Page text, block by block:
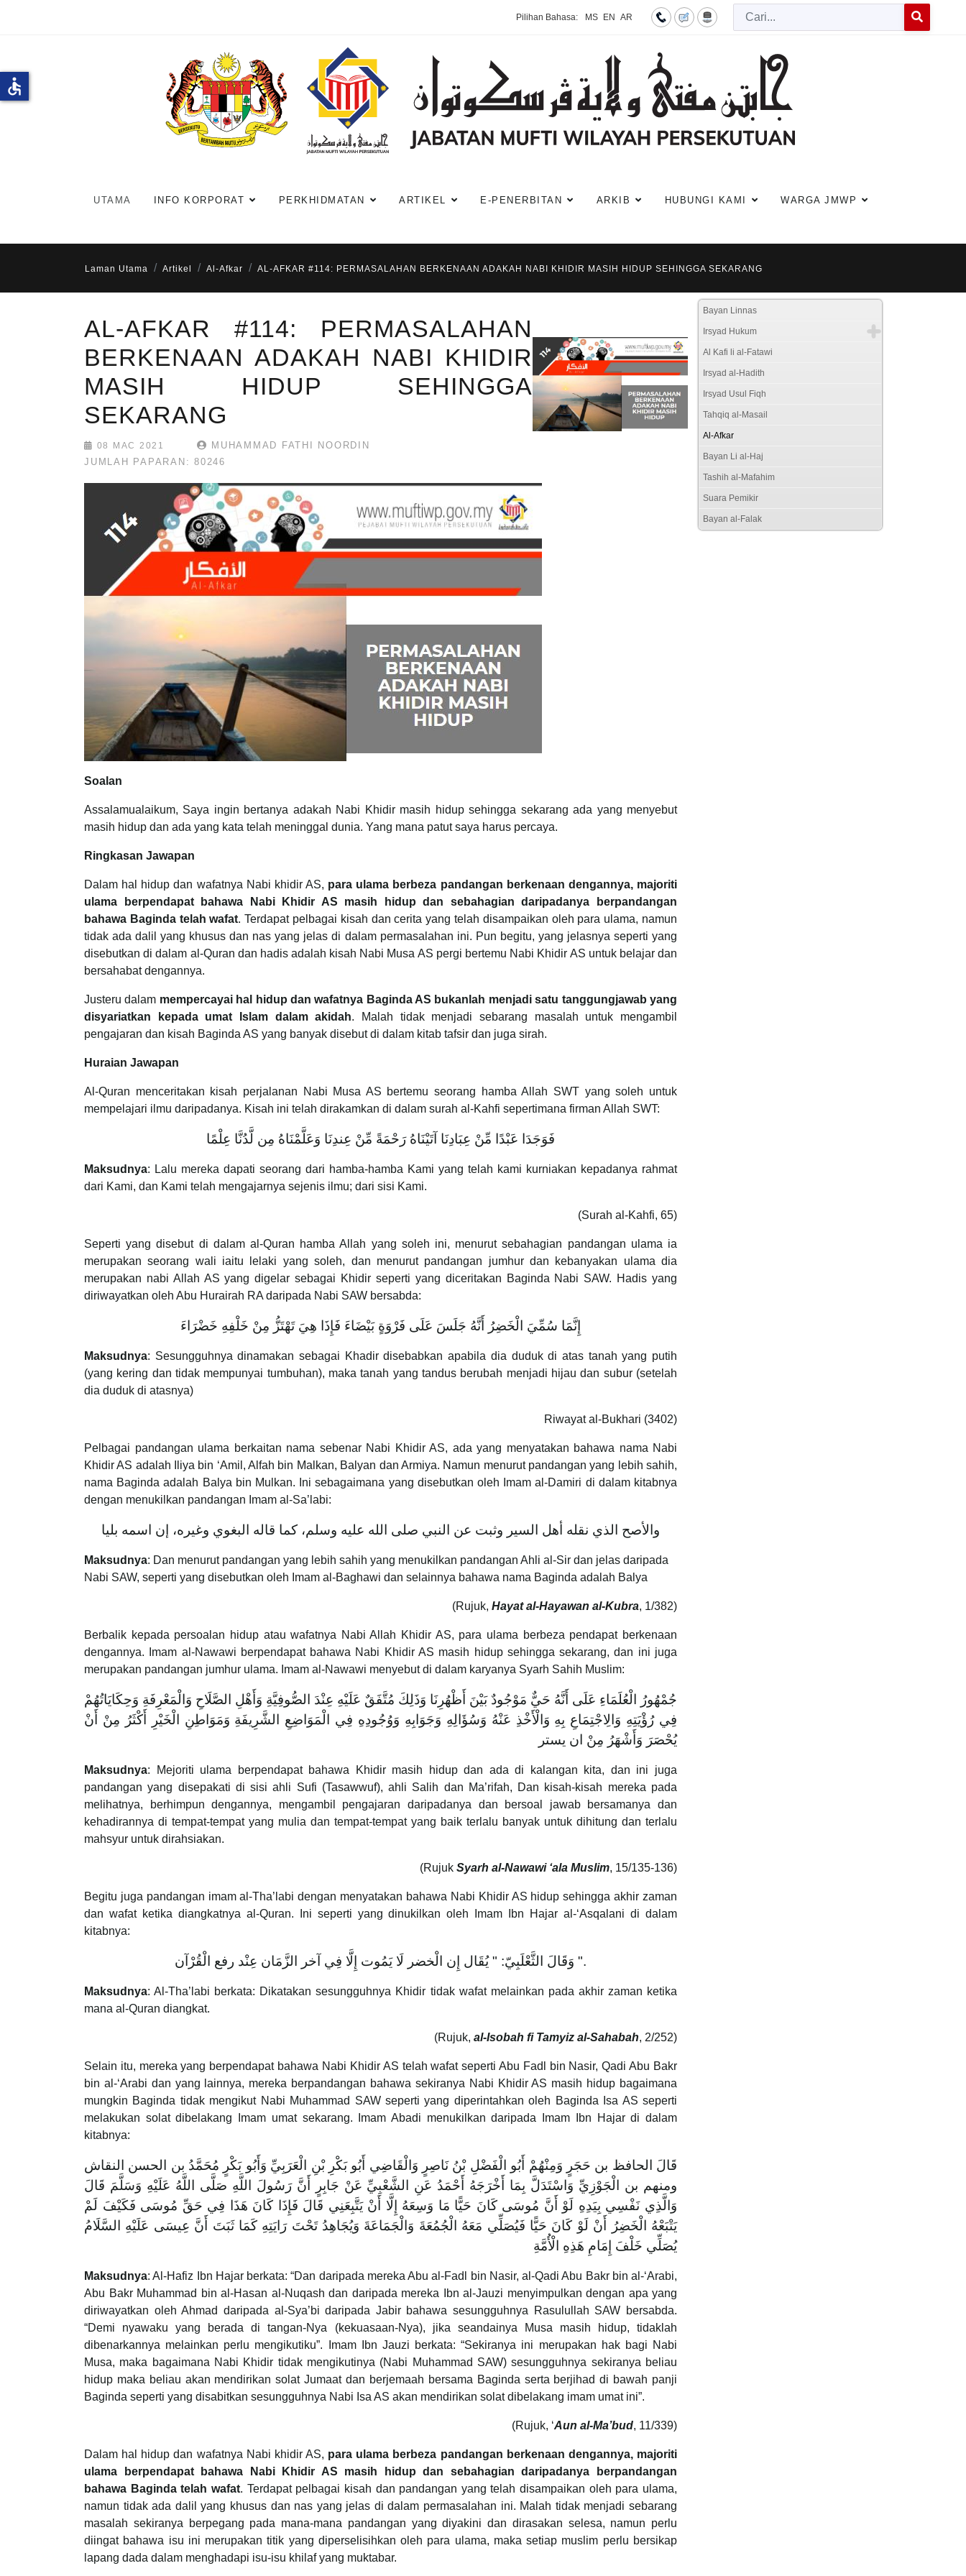
Pilihan Bahasa: MS EN AR
Cari
UTAMA INFO KORPORAT PERKHIDMATAN ARTIKEL E-PENERBITAN ARKIB HUBUNGI KAMI WARGA JMWP
Laman Utama Artikel Al-Afkar AL-AFKAR #114: PERMASALAHAN BERKENAAN ADAKAH NABI KHIDIR MASIH HIDUP SEHINGGA SEKARANG
AL-AFKAR #114: PERMASALAHAN
BERKENAAN ADAKAH NABI KHIDIR
MASIH HIDUP SEHINGGA
SEKARANG
08 MAC 2021
MUHAMMAD FATHI NOORDIN
JUMLAH PAPARAN: 80246
Soalan
Assalamualaikum, Saya ingin bertanya adakah Nabi Khidir masih hidup sehingga sekarang ada yang menyebut
masih hidup dan ada yang kata telah meninggal dunia. Yang mana patut saya harus percaya.
Ringkasan Jawapan
Dalam hal hidup dan wafatnya Nabi khidir AS, para ulama berbeza pandangan berkenaan dengannya, majoriti
ulama berpendapat bahawa Nabi Khidir AS masih hidup dan sebahagian daripadanya berpandangan
bahawa Baginda telah wafat. Terdapat pelbagai kisah dan cerita yang telah disampaikan oleh para ulama, namun
tidak ada dalil yang khusus dan nas yang jelas di dalam permasalahan ini. Pun begitu, yang jelasnya seperti yang
disebutkan di dalam al-Quran dan hadis adalah kisah Nabi Musa AS pergi bertemu Nabi Khidir AS untuk belajar dan
bersahabat dengannya.
Justeru dalam mempercayai hal hidup dan wafatnya Baginda AS bukanlah menjadi satu tanggungjawab yang
disyariatkan kepada umat Islam dalam akidah. Malah tidak menjadi sebarang masalah untuk mengambil
pengajaran dan kisah Baginda AS yang banyak disebut di dalam kitab tafsir dan juga sirah.
Huraian Jawapan
Al-Quran menceritakan kisah perjalanan Nabi Musa AS bertemu seorang hamba Allah SWT yang soleh untuk
mempelajari ilmu daripadanya. Kisah ini telah dirakamkan di dalam surah al-Kahfi sepertimana firman Allah SWT:
فَوَجَدَا عَبْدًا مِّنْ عِبَادِنَا آتَيْنَاهُ رَحْمَةً مِّنْ عِندِنَا وَعَلَّمْنَاهُ مِن لَّدُنَّا عِلْمًا
Maksudnya: Lalu mereka dapati seorang dari hamba-hamba Kami yang telah kami kurniakan kepadanya rahmat
dari Kami, dan Kami telah mengajarnya sejenis ilmu; dari sisi Kami.
(Surah al-Kahfi, 65)
Seperti yang disebut di dalam al-Quran hamba Allah yang soleh ini, menurut sebahagian pandangan ulama ia
merupakan seorang wali iaitu lelaki yang soleh, dan menurut pandangan jumhur dan kebanyakan ulama dia
merupakan nabi Allah AS yang digelar sebagai Khidir seperti yang diceritakan Baginda Nabi SAW. Hadis yang
diriwayatkan oleh Abu Hurairah RA daripada Nabi SAW bersabda:
إِنَّمَا سُمِّيَ الْخَضِرُ أَنَّهُ جَلَسَ عَلَى فَرْوَةٍ بَيْضَاءَ فَإِذَا هِيَ تَهْتَزُّ مِنْ خَلْفِهِ خَضْرَاءَ
Maksudnya: Sesungguhnya dinamakan sebagai Khadir disebabkan apabila dia duduk di atas tanah yang putih
(yang kering dan tidak mempunyai tumbuhan), maka tanah yang tandus berubah menjadi hijau dan subur (setelah
dia duduk di atasnya)
Riwayat al-Bukhari (3402)
Pelbagai pandangan ulama berkaitan nama sebenar Nabi Khidir AS, ada yang menyatakan bahawa nama Nabi
Khidir AS adalah Iliya bin ‘Amil, Alfah bin Malkan, Balyan dan Armiya. Namun menurut pandangan yang lebih sahih,
nama Baginda adalah Balya bin Mulkan. Ini sebagaimana yang disebutkan oleh Imam al-Damiri di dalam kitabnya
dengan menukilkan pandangan Imam al-Sa’labi:
والأصح الذي نقله أهل السير وثبت عن النبي صلى الله عليه وسلم، كما قاله البغوي وغيره، إن اسمه بليا
Maksudnya: Dan menurut pandangan yang lebih sahih yang menukilkan pandangan Ahli al-Sir dan jelas daripada
Nabi SAW, seperti yang disebutkan oleh Imam al-Baghawi dan selainnya bahawa nama Baginda adalah Balya
(Rujuk, Hayat al-Hayawan al-Kubra, 1/382)
Berbalik kepada persoalan hidup atau wafatnya Nabi Allah Khidir AS, para ulama berbeza pendapat berkenaan
dengannya. Imam al-Nawawi berpendapat bahawa Nabi Khidir AS masih hidup sehingga sekarang, dan ini juga
merupakan pandangan jumhur ulama. Imam al-Nawawi menyebut di dalam karyanya Syarh Sahih Muslim:
جُمْهُورُ الْعُلَمَاءِ عَلَى أَنَّهُ حَيٌّ مَوْجُودٌ بَيْنَ أَظْهُرِنَا وَذَلِكَ مُتَّفَقٌ عَلَيْهِ عِنْدَ الصُّوفِيَّةِ وَأَهْلِ الصَّلَاحِ وَالْمَعْرِفَةِ وَحِكَايَاتُهُمْ
فِي رُؤْيَتِهِ وَالِاجْتِمَاعِ بِهِ وَالْأَخْذِ عَنْهُ وَسُؤَالِهِ وَجَوَابِهِ وَوُجُودِهِ فِي الْمَوَاضِعِ الشَّرِيفَةِ وَمَوَاطِنِ الْخَيْرِ أَكْثَرُ مِنْ أَنْ
يُحْصَرَ وَأَشْهَرُ مِنْ ان يستر
Maksudnya: Mejoriti ulama berpendapat bahawa Khidir masih hidup dan ada di kalangan kita, dan ini juga
pandangan yang disepakati di sisi ahli Sufi (Tasawwuf), ahli Salih dan Ma’rifah, Dan kisah-kisah mereka pada
melihatnya, berhimpun dengannya, mengambil pengajaran daripadanya dan bersoal jawab bersamanya dan
kehadirannya di tempat-tempat yang mulia dan tempat-tempat yang baik terlalu banyak untuk dihitung dan terlalu
mahsyur untuk dirahsiakan.
(Rujuk Syarh al-Nawawi ‘ala Muslim, 15/135-136)
Begitu juga pandangan imam al-Tha’labi dengan menyatakan bahawa Nabi Khidir AS hidup sehingga akhir zaman
dan wafat ketika diangkatnya al-Quran. Ini seperti yang dinukilkan oleh Imam Ibn Hajar al-‘Asqalani di dalam
kitabnya:
وَقَالَ الثَّعْلَبِيّ: " يُقَال إِن الْخضر لَا يَمُوت إِلَّا فِي آخر الزَّمَان عِنْد رفع الْقُرْآن ".
Maksudnya: Al-Tha’labi berkata: Dikatakan sesungguhnya Khidir tidak wafat melainkan pada akhir zaman ketika
mana al-Quran diangkat.
(Rujuk, al-Isobah fi Tamyiz al-Sahabah, 2/252)
Selain itu, mereka yang berpendapat bahawa Nabi Khidir AS telah wafat seperti Abu Fadl bin Nasir, Qadi Abu Bakr
bin al-‘Arabi dan yang lainnya, mereka berpandangan bahawa sekiranya Nabi Khidir AS masih hidup bagaimana
mungkin Baginda tidak mengikut Nabi Muhammad SAW seperti yang diperintahkan oleh Baginda Isa AS seperti
melakukan solat dibelakang Imam umat sekarang. Imam Abadi menukilkan daripada Imam Ibn Hajar di dalam
kitabnya:
قَالَ الحافظ بن حَجَرٍ وَمِنْهُمْ أَبُو الْفَضْلِ بْنُ نَاصِرٍ وَالْقَاضِي أَبُو بَكْرِ بْنِ الْعَرَبِيِّ وَأَبُو بَكْرٍ مُحَمَّدُ بن الحسن النقاش
ومنهم بن الْجَوْزِيِّ وَاسْتَدَلَّ بِمَا أَخْرَجَهُ أَحْمَدُ عَنِ الشَّعْبِيِّ عَنْ جَابِرٍ أَنَّ رَسُولَ اللَّهِ صَلَّى اللَّهُ عَلَيْهِ وَسَلَّمَ قَالَ
وَالَّذِي نَفْسِي بِيَدِهِ لَوْ أَنَّ مُوسَى كَانَ حَيًّا مَا وَسِعَهُ إِلَّا أَنْ يَتَّبِعَنِي قَالَ فَإِذَا كَانَ هَذَا فِي حَقِّ مُوسَى فَكَيْفَ لَمْ
يَتْبَعْهُ الْخَضِرُ أَنْ لَوْ كَانَ حَيًّا فَيُصَلِّي مَعَهُ الْجُمُعَةَ وَالْجَمَاعَةَ وَيُجَاهِدُ تَحْتَ رَايَتِهِ كَمَا ثَبَتَ أَنَّ عِيسَى عَلَيْهِ السَّلَامُ
يُصَلِّي خَلْفَ إِمَامِ هَذِهِ الْأُمَّةِ
Maksudnya: Al-Hafiz Ibn Hajar berkata: “Dan daripada mereka Abu al-Fadl bin Nasir, al-Qadi Abu Bakr bin al-‘Arabi,
Abu Bakr Muhammad bin al-Hasan al-Nuqash dan daripada mereka Ibn al-Jauzi menyimpulkan dengan apa yang
diriwayatkan oleh Ahmad daripada al-Sya’bi daripada Jabir bahawa sesungguhnya Rasulullah SAW bersabda.
“Demi nyawaku yang berada di tangan-Nya (kekuasaan-Nya), jika seandainya Musa masih hidup, tidaklah
dibenarkannya melainkan perlu mengikutiku”. Imam Ibn Jauzi berkata: “Sekiranya ini merupakan hak bagi Nabi
Musa, maka bagaimana Nabi Khidir tidak mengikutinya (Nabi Muhammad SAW) sesungguhnya sekiranya beliau
hidup maka beliau akan mendirikan solat Jumaat dan berjemaah bersama Baginda serta berjihad di bawah panji
Baginda seperti yang disabitkan sesungguhnya Nabi Isa AS akan mendirikan solat dibelakang imam umat ini”.
(Rujuk, ‘Aun al-Ma’bud, 11/339)
Dalam hal hidup dan wafatnya Nabi khidir AS, para ulama berbeza pandangan berkenaan dengannya, majoriti
ulama berpendapat bahawa Nabi Khidir AS masih hidup dan sebahagian daripadanya berpandangan
bahawa Baginda telah wafat. Terdapat pelbagai kisah dan pandangan yang telah disampaikan oleh para ulama,
namun tidak ada dalil yang khusus dan nas yang jelas di dalam permasalahan ini. Malah tidak menjadi sebarang
masalah sekiranya berpegang pada mana-mana pandangan yang diyakini dan dirasakan selesa, namun perlu
diingat bahawa isu ini merupakan titik yang diperselisihkan oleh para ulama, maka setiap muslim perlu bersikap
lapang dada dalam menghadapi isu-isu khilaf yang muktabar.
Bayan Linnas
Irsyad Hukum
Al Kafi li al-Fatawi
Irsyad al-Hadith
Irsyad Usul Fiqh
Tahqiq al-Masail
Al-Afkar
Bayan Li al-Haj
Tashih al-Mafahim
Suara Pemikir
Bayan al-Falak
accessible